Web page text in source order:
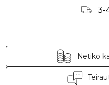
3-
Netiko